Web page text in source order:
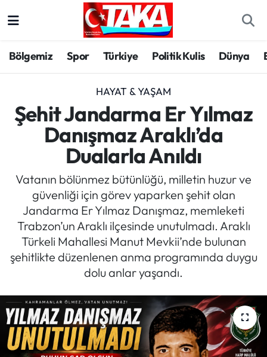
Bölgemiz Spor Türkiye Politik Kulis Dünya
HAYAT & YAŞAM
Şehit Jandarma Er Yılmaz
Danışmaz Araklı’da
Dualarla Anıldı
Vatanın bölünmez bütünlüğü, milletin huzur ve
güvenliği için görev yaparken şehit olan
Jandarma Er Yılmaz Danışmaz, memleketi
Trabzon’un Araklı ilçesinde unutulmadı. Araklı
Türkeli Mahallesi Manut Mevkii’nde bulunan
şehitlikte düzenlenen anma programında duygu
dolu anlar yaşandı.
Spor
Türkiye
Kültür/Sanat
Politika
Politik Kulis
Dünya
Magazin
Röportaj
Manşet
Trabzon Hava Durumu
Trabzon Trafik Yoğunluk Haritası
Süper Lig Puan Durumu ve Fikstür
Tüm Manşetler
Son Dakika Haberleri
Haber Arşivi